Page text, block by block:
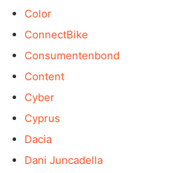
Color
ConnectBike
Consumentenbond
Content
Cyber
Cyprus
Dacia
Dani Juncadella